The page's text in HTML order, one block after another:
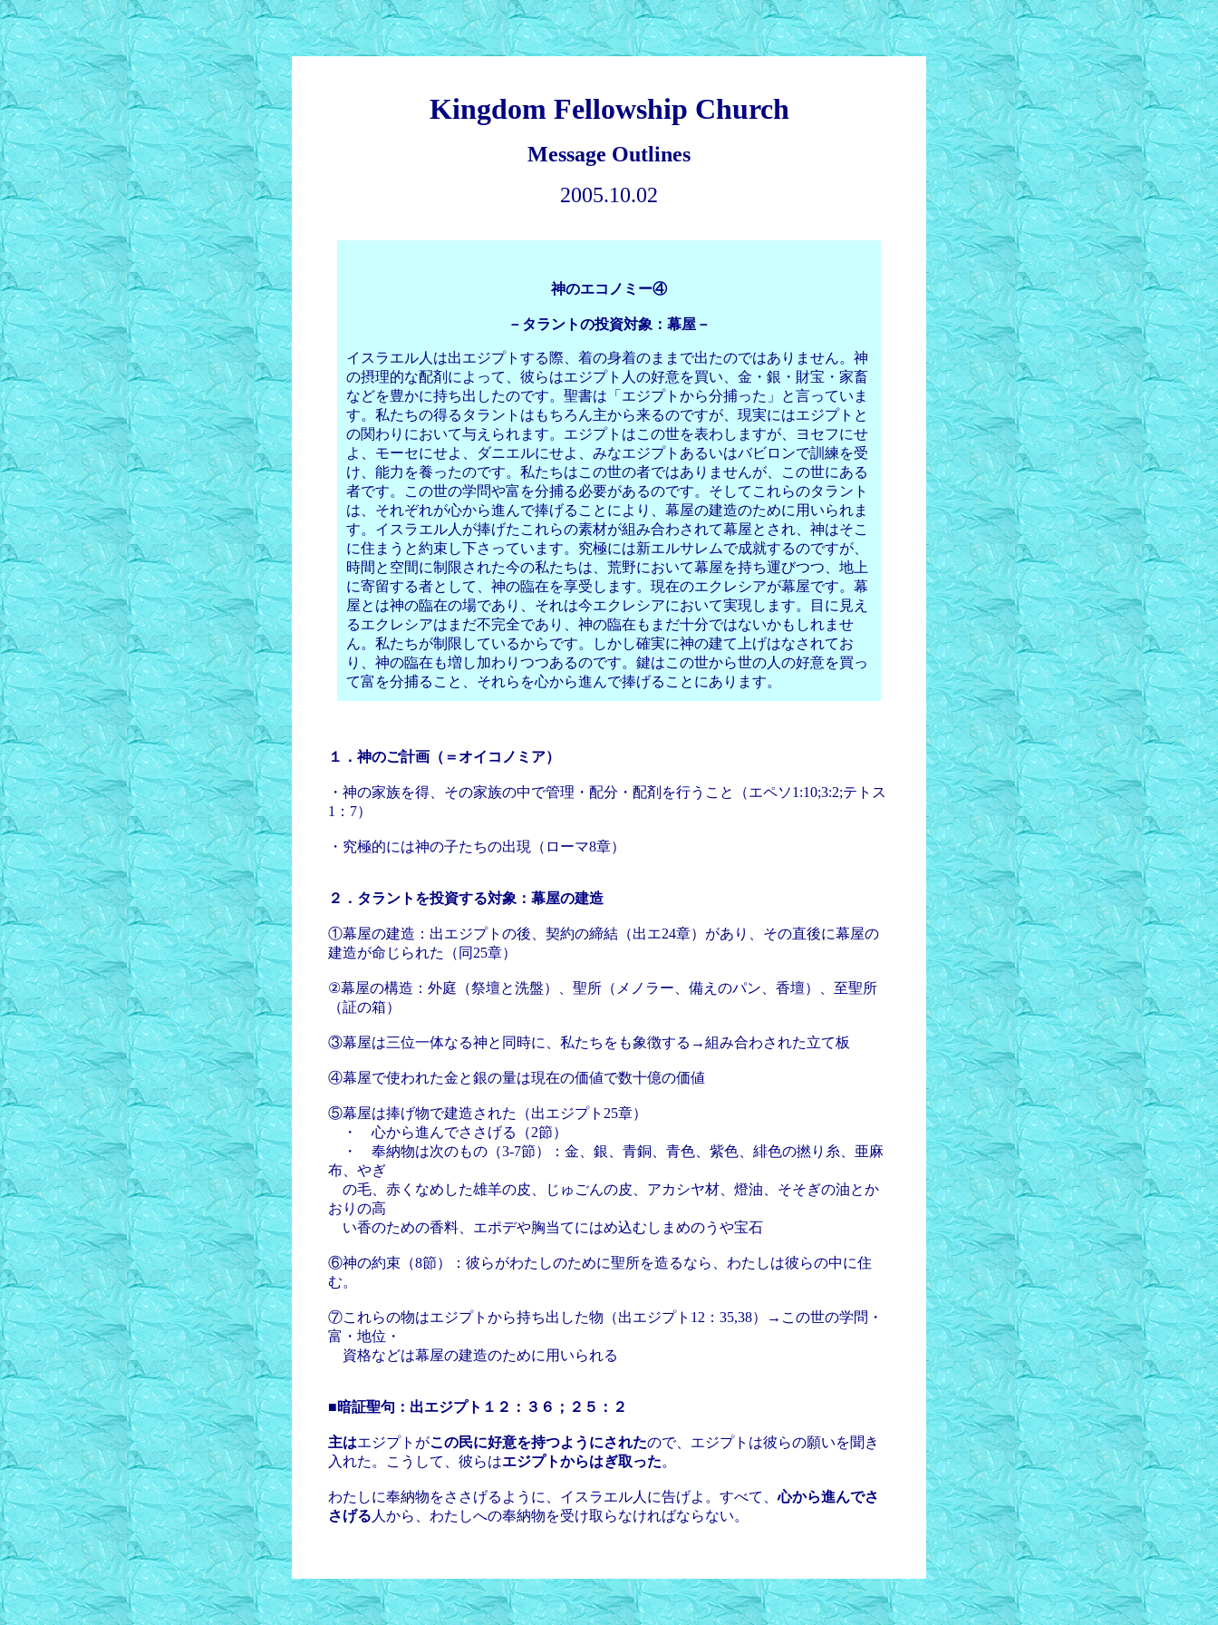
Kingdom Fellowship Church
Message Outlines
2005.10.02
神のエコノミー④
－タラントの投資対象：幕屋－
イスラエル人は出エジプトする際、着の身着のままで出たのではありません。神
の摂理的な配剤によって、彼らはエジプト人の好意を買い、金・銀・財宝・家畜
などを豊かに持ち出したのです。聖書は「エジプトから分捕った」と言っていま
す。私たちの得るタラントはもちろん主から来るのですが、現実にはエジプトと
の関わりにおいて与えられます。エジプトはこの世を表わしますが、ヨセフにせ
よ、モーセにせよ、ダニエルにせよ、みなエジプトあるいはバビロンで訓練を受
け、能力を養ったのです。私たちはこの世の者ではありませんが、この世にある
者です。この世の学問や富を分捕る必要があるのです。そしてこれらのタラント
は、それぞれが心から進んで捧げることにより、幕屋の建造のために用いられま
す。イスラエル人が捧げたこれらの素材が組み合わされて幕屋とされ、神はそこ
に住まうと約束し下さっています。究極には新エルサレムで成就するのですが、
時間と空間に制限された今の私たちは、荒野において幕屋を持ち運びつつ、地上
に寄留する者として、神の臨在を享受します。現在のエクレシアが幕屋です。幕
屋とは神の臨在の場であり、それは今エクレシアにおいて実現します。目に見え
るエクレシアはまだ不完全であり、神の臨在もまだ十分ではないかもしれませ
ん。私たちが制限しているからです。しかし確実に神の建て上げはなされてお
り、神の臨在も増し加わりつつあるのです。鍵はこの世から世の人の好意を買っ
て富を分捕ること、それらを心から進んで捧げることにあります。
１．神のご計画（＝オイコノミア）
・神の家族を得、その家族の中で管理・配分・配剤を行うこと（エペソ1:10;3:2;テトス
1：7）
・究極的には神の子たちの出現（ローマ8章）
２．タラントを投資する対象：幕屋の建造
①幕屋の建造：出エジプトの後、契約の締結（出エ24章）があり、その直後に幕屋の
建造が命じられた（同25章）
②幕屋の構造：外庭（祭壇と洗盤）、聖所（メノラー、備えのパン、香壇）、至聖所
（証の箱）
③幕屋は三位一体なる神と同時に、私たちをも象徴する→組み合わされた立て板
④幕屋で使われた金と銀の量は現在の価値で数十億の価値
⑤幕屋は捧げ物で建造された（出エジプト25章）
・ 心から進んでささげる（2節）
・ 奉納物は次のもの（3-7節）：金、銀、青銅、青色、紫色、緋色の撚り糸、亜麻
布、やぎ
の毛、赤くなめした雄羊の皮、じゅごんの皮、アカシヤ材、燈油、そそぎの油とか
おりの高
い香のための香料、エポデや胸当てにはめ込むしまめのうや宝石
⑥神の約束（8節）：彼らがわたしのために聖所を造るなら、わたしは彼らの中に住
む。
⑦これらの物はエジプトから持ち出した物（出エジプト12：35,38）→この世の学問・
富・地位・
資格などは幕屋の建造のために用いられる
■暗証聖句：出エジプト１２：３６；２５：２
主はエジプトがこの民に好意を持つようにされたので、エジプトは彼らの願いを聞き
入れた。こうして、彼らはエジプトからはぎ取った。
わたしに奉納物をささげるように、イスラエル人に告げよ。すべて、心から進んでさ
さげる 人から、わたしへの奉納物を受け取らなければならない。